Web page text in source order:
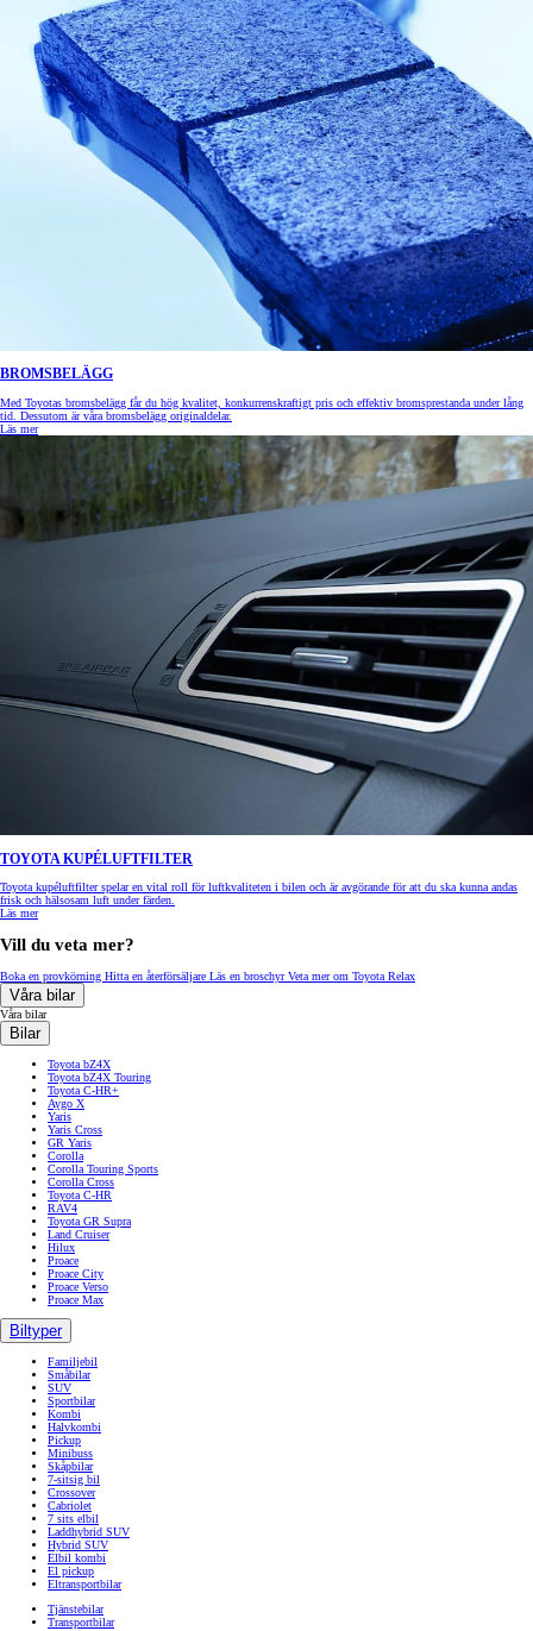
BROMSBELÄGG
Med Toyotas bromsbelägg får du hög kvalitet, konkurrenskraftigt pris och effektiv bromsprestanda under lång
tid. Dessutom är våra bromsbelägg originaldelar.
Läs mer
TOYOTA KUPÉLUFTFILTER
Toyota kupéluftfilter spelar en vital roll för luftkvaliteten i bilen och är avgörande för att du ska kunna andas
frisk och hälsosam luft under färden.
Läs mer
Vill du veta mer?
Boka en provkörning Hitta en återförsäljare Läs en broschyrVeta mer om Toyota Relax
Våra bilar
Våra bilar
Bilar
Toyota bZ4X
Toyota bZ4X Touring
Toyota C-HR+
Aygo X
Yaris
Yaris Cross
GR Yaris
Corolla
Corolla Touring Sports
Corolla Cross
Toyota C-HR
RAV4
Toyota GR Supra
Land Cruiser
Hilux
Proace
Proace City
Proace Verso
Proace Max
Biltyper
Familjebil
Småbilar
SUV
Sportbilar
Kombi
Halvkombi
Pickup
Minibuss
Skåpbilar
7-sitsig bil
Crossover
Cabriolet
7 sits elbil
Laddhybrid SUV
Hybrid SUV
Elbil kombi
El pickup
Eltransportbilar
Tjänstebilar
Transportbilar